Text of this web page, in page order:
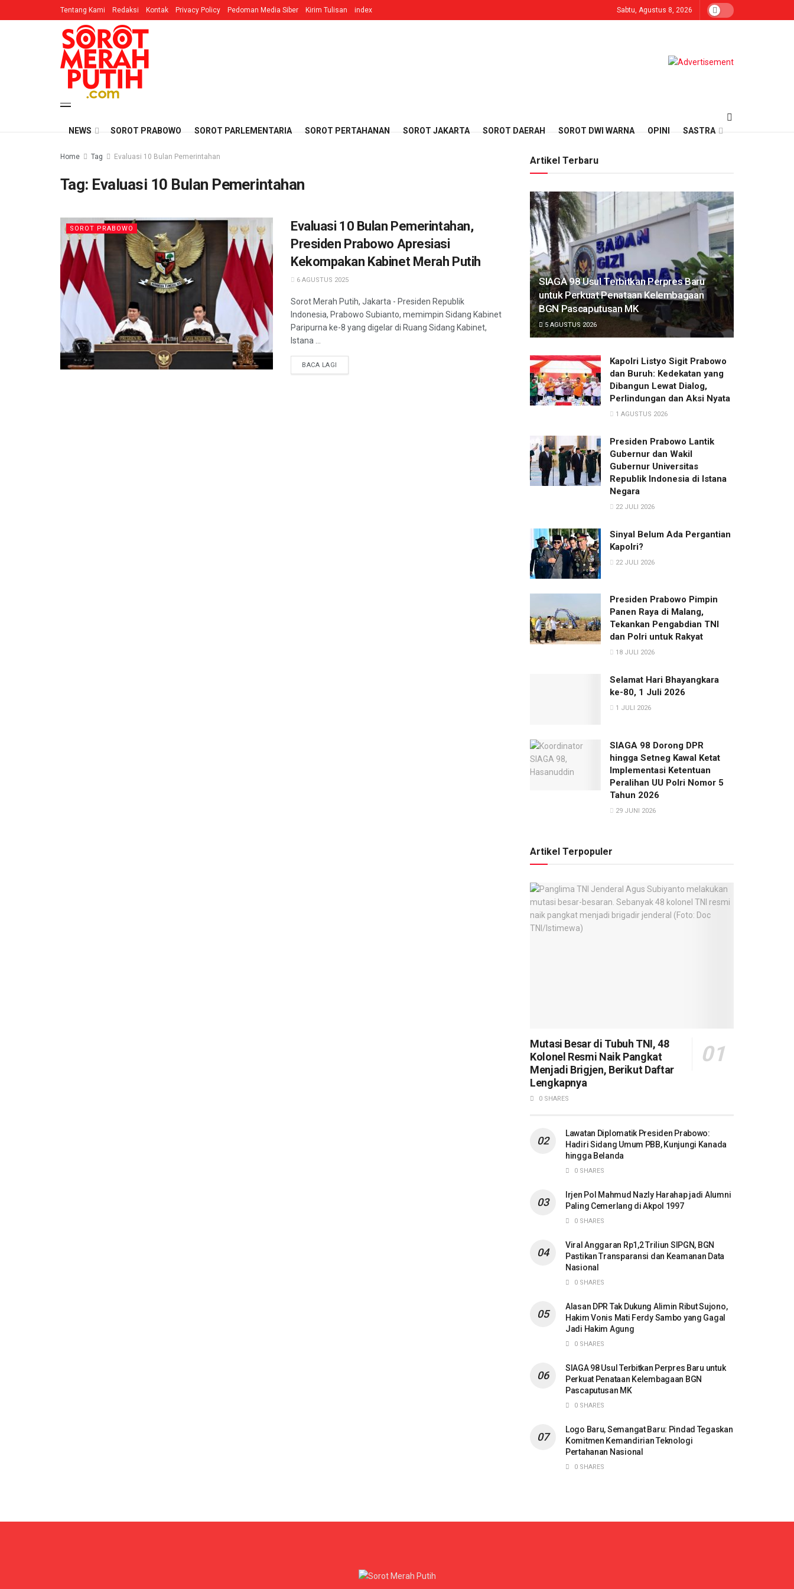
Tentang Kami Redaksi Kontak Privacy Policy Pedoman Media Siber Kirim Tulisan index Sabtu, Agustus 8, 2026
NEWS SOROT PRABOWO SOROT PARLEMENTARIA SOROT PERTAHANAN SOROT JAKARTA SOROT DAERAH SOROT DWI WARNA OPINI SASTRA
Home Tag Evaluasi 10 Bulan Pemerintahan
Tag: Evaluasi 10 Bulan Pemerintahan
SOROT PRABOWO
Evaluasi 10 Bulan Pemerintahan,
Presiden Prabowo Apresiasi
Kekompakan Kabinet Merah Putih
6 AGUSTUS 2025
Sorot Merah Putih, Jakarta - Presiden Republik
Indonesia, Prabowo Subianto, memimpin Sidang Kabinet
Paripurna ke-8 yang digelar di Ruang Sidang Kabinet,
Istana ...
BACA LAGI
Artikel Terbaru
SIAGA 98 Usul Terbitkan Perpres Baru
untuk Perkuat Penataan Kelembagaan
BGN Pascaputusan MK
5 AGUSTUS 2026
Kapolri Listyo Sigit Prabowo
dan Buruh: Kedekatan yang
Dibangun Lewat Dialog,
Perlindungan dan Aksi Nyata
1 AGUSTUS 2026
Presiden Prabowo Lantik
Gubernur dan Wakil
Gubernur Universitas
Republik Indonesia di Istana
Negara
22 JULI 2026
Sinyal Belum Ada Pergantian
Kapolri?
22 JULI 2026
Presiden Prabowo Pimpin
Panen Raya di Malang,
Tekankan Pengabdian TNI
dan Polri untuk Rakyat
18 JULI 2026
Selamat Hari Bhayangkara
ke-80, 1 Juli 2026
1 JULI 2026
SIAGA 98 Dorong DPR
hingga Setneg Kawal Ketat
Implementasi Ketentuan
Peralihan UU Polri Nomor 5
Tahun 2026
29 JUNI 2026
Artikel Terpopuler
Mutasi Besar di Tubuh TNI, 48
Kolonel Resmi Naik Pangkat
Menjadi Brigjen, Berikut Daftar
Lengkapnya
0 SHARES
Lawatan Diplomatik Presiden Prabowo:
Hadiri Sidang Umum PBB, Kunjungi Kanada
hingga Belanda
0 SHARES
Irjen Pol Mahmud Nazly Harahap jadi Alumni
Paling Cemerlang di Akpol 1997
0 SHARES
Viral Anggaran Rp1,2 Triliun SIPGN, BGN
Pastikan Transparansi dan Keamanan Data
Nasional
0 SHARES
Alasan DPR Tak Dukung Alimin Ribut Sujono,
Hakim Vonis Mati Ferdy Sambo yang Gagal
Jadi Hakim Agung
0 SHARES
SIAGA 98 Usul Terbitkan Perpres Baru untuk
Perkuat Penataan Kelembagaan BGN
Pascaputusan MK
0 SHARES
Logo Baru, Semangat Baru: Pindad Tegaskan
Komitmen Kemandirian Teknologi
Pertahanan Nasional
0 SHARES